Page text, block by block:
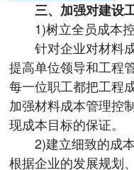
三、加强对建设
1)树立全员成本
针对企业对材料成
提高单位领导和工程
每一位职工都把工程
加强材料成本管理控
现成本目标的保证。
2)建立细致的成本
根据企业的发展规划